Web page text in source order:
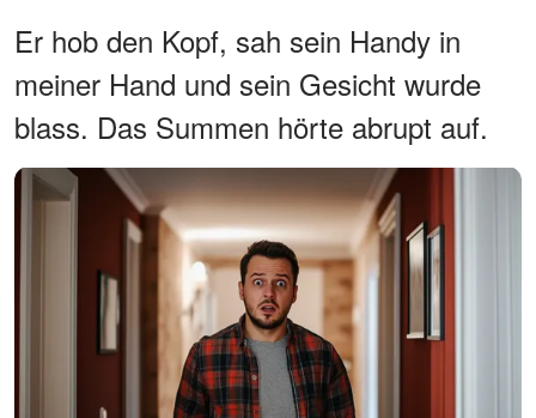
Er hob den Kopf, sah sein Handy in
meiner Hand und sein Gesicht wurde
blass. Das Summen hörte abrupt auf.